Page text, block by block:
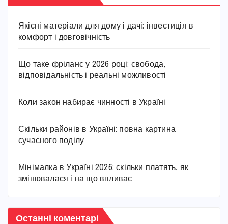
Якісні матеріали для дому і дачі: інвестиція в
комфорт і довговічність
Що таке фріланс у 2026 році: свобода,
відповідальність і реальні можливості
Коли закон набирає чинності в Україні
Скільки районів в Україні: повна картина
сучасного поділу
Мінімалка в Україні 2026: скільки платять, як
змінювалася і на що впливає
Останні коментарі